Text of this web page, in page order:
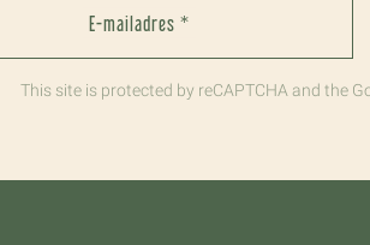
E-mailadres *
This site is protected by reCAPTCHA and the